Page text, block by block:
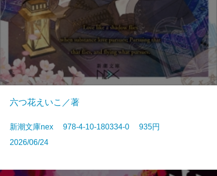
六つ花えいこ／著
新潮文庫nex 978-4-10-180334-0 935円
2026/06/24